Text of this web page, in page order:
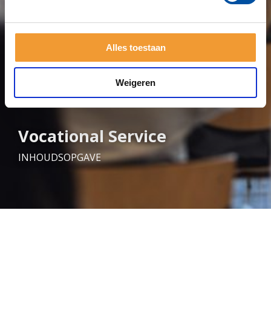
Alles toestaan
Weigeren
Vocational Service
INHOUDSOPGAVE